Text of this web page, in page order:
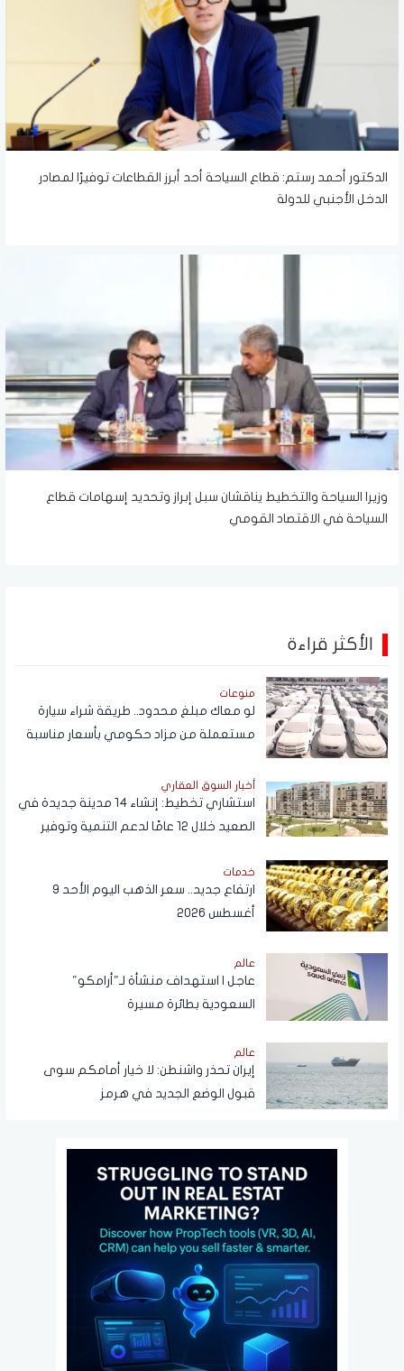
الدكتور أحمد رستم: قطاع السياحة أحد أبرز القطاعات توفيرًا لمصادر
الدخل الأجنبي للدولة
وزيرا السياحة والتخطيط يناقشان سبل إبراز وتحديد إسهامات قطاع
السياحة في الاقتصاد القومي
الأكثر قراءة
منوعات
لو معاك مبلغ محدود.. طريقة شراء سيارة
مستعملة من مزاد حكومي بأسعار مناسبة
أخبار السوق العقاري
استشاري تخطيط: إنشاء 14 مدينة جديدة في
الصعيد خلال 12 عامًا لدعم التنمية وتوفير
خدمات
ارتفاع جديد.. سعر الذهب اليوم الأحد 9
أغسطس 2026
عالم
عاجل | استهداف منشأة لـ"أرامكو"
السعودية بطائرة مسيرة
عالم
إيران تحذر واشنطن: لا خيار أمامكم سوى
قبول الوضع الجديد في هرمز